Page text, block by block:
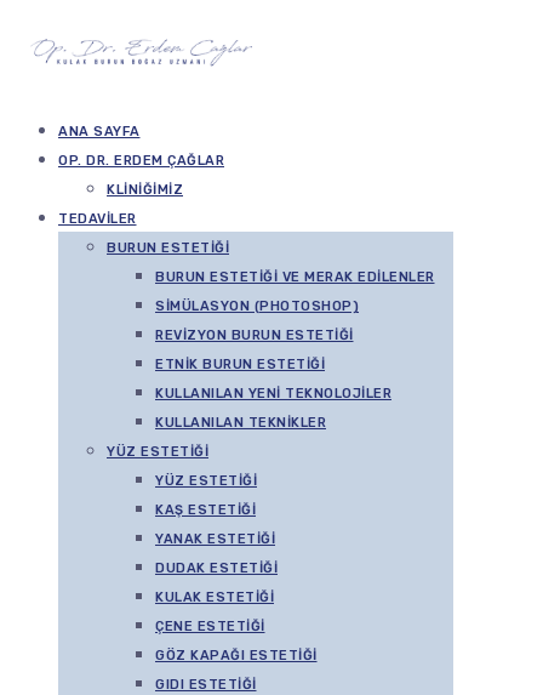
ANA SAYFA
OP. DR. ERDEM ÇAĞLAR
KLINIĞIMIZ
TEDAVILER
BURUN ESTETIĞI
BURUN ESTETIĞI VE MERAK EDILENLER
SIMÜLASYON (PHOTOSHOP)
REVIZYON BURUN ESTETIĞI
ETNIK BURUN ESTETIĞI
KULLANILAN YENI TEKNOLOJILER
KULLANILAN TEKNIKLER
YÜZ ESTETIĞI
YÜZ ESTETIĞI
KAŞ ESTETIĞI
YANAK ESTETIĞI
DUDAK ESTETIĞI
KULAK ESTETIĞI
ÇENE ESTETIĞI
GÖZ KAPAĞI ESTETIĞI
GIDI ESTETIĞI